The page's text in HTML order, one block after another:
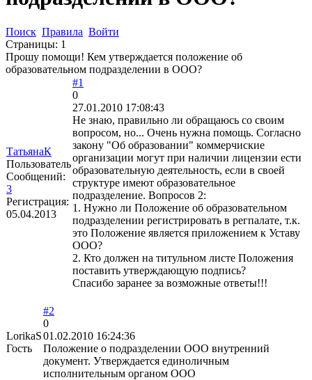
Поиск Правила Войти
Страницы: 1
Прошу помощи! Кем утверждается положение об
образовательном подразделении в ООО?
ТатьянаК
Пользователь
Сообщений:
3
Регистрация:
05.04.2013
#1
0
27.01.2010 17:08:43
Не знаю, правильно ли обращаюсь со своим
вопросом, но... Очень нужна помощь. Согласно
закону "Об образовании" коммерчиские
организации могут при наличии лицензии ести
образовательную деятельность, если в своей
структуре имеют образовательное
подразделение. Вопросов 2:
1. Нужно ли Положение об образовательном
подразделении регистрировать в регпалате, т.к.
это Положение является приложением к Уставу
ООО?
2. Кто должен на титульном листе Положения
поставить утверждающую подпись?
Спасибо заранее за возможные ответы!!!
LorikaS
Гость
#2
0
01.02.2010 16:24:36
Положение о подразделении ООО внутренний
документ. Утверждается единоличным
исполнительным органом ООО